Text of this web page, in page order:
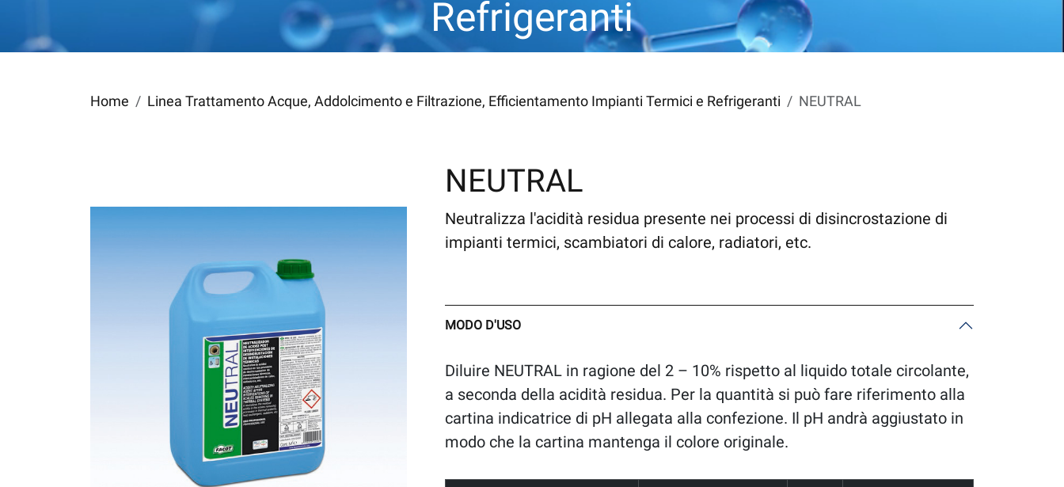
Refrigeranti
Home Linea Trattamento Acque, Addolcimento e Filtrazione, Efficientamento Impianti Termici e Refrigeranti NEUTRAL
NEUTRAL
Neutralizza l'acidità residua presente nei processi di disincrostazione di
impianti termici, scambiatori di calore, radiatori, etc.
MODO D'USO
Diluire NEUTRAL in ragione del 2 – 10% rispetto al liquido totale circolante,
a seconda della acidità residua. Per la quantità si può fare riferimento alla
cartina indicatrice di pH allegata alla confezione. Il pH andrà aggiustato in
modo che la cartina mantenga il colore originale.